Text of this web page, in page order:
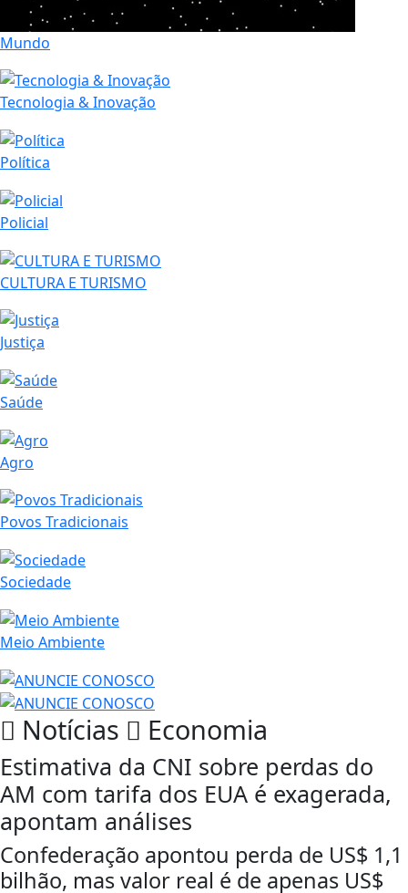
Mundo
Tecnologia & Inovação
Política
Policial
CULTURA E TURISMO
Justiça
Saúde
Agro
Povos Tradicionais
Sociedade
Meio Ambiente
Notícias Economia
Estimativa da CNI sobre perdas do
AM com tarifa dos EUA é exagerada,
apontam análises
Confederação apontou perda de US$ 1,1
bilhão, mas valor real é de apenas US$